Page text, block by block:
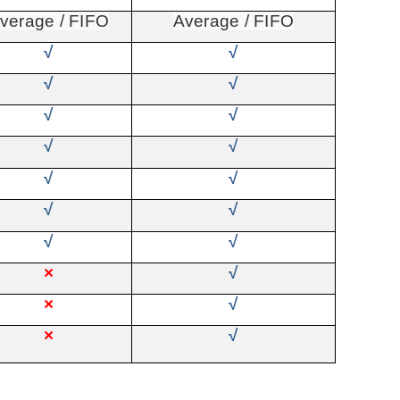
/ FIFO
Average / FIFO
√
√
√
√
√
√
√
√
√
√
√
√
√
√
×
√
×
√
×
√